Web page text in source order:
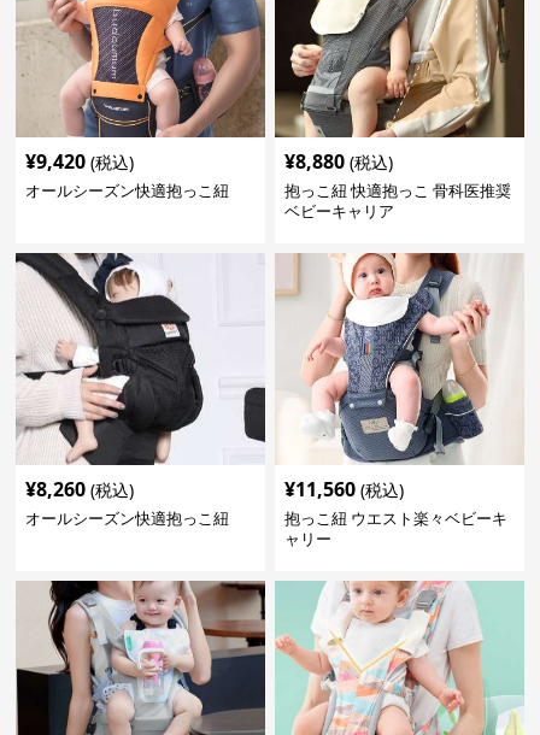
¥9,420 (税込)
オールシーズン快適抱っこ紐
¥8,880 (税込)
抱っこ紐 快適抱っこ 骨科医推奨
ベビーキャリア
¥8,260 (税込)
オールシーズン快適抱っこ紐
¥11,560 (税込)
抱っこ紐 ウエスト楽々ベビーキ
ャリー